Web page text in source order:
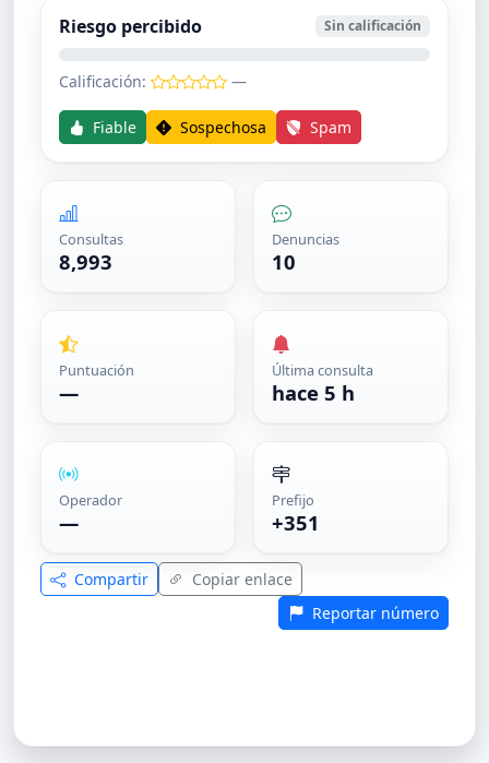
Riesgo percibido Sin calificación
Calificación: —
Fiable Sospechosa Spam
Consultas
8,993
Denuncias
10
Puntuación
—
Última consulta
hace 5 h
Operador
—
Prefijo
+351
Compartir
Copiar enlace
Reportar número